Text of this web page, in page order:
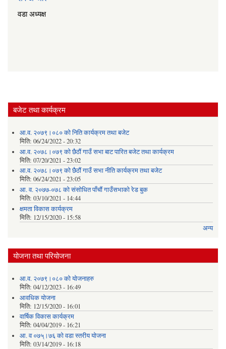
वडा अध्यक्ष
बजेट तथा कार्यक्रम
आ.व. २०७९।०८० को निति कार्यक्रम तथा बजेट
मिति: 06/24/2022 - 20:32
आ.व. २०७८।०७९ को छैठौं गाउँ सभा बाट पारित बजेट तथा कार्यक्रम
मिति: 07/20/2021 - 23:02
आ.व. २०७८।०७९ को छैठौं गाउँ सभा नीति कार्यक्रम तथा बजेट
मिति: 06/24/2021 - 23:05
आ. व. २०७७-०७८ को संसोधित पाँचौं गाउँसभाको रेड बुक
मिति: 03/10/2021 - 14:44
क्षमता विकास कार्यक्रम
मिति: 12/15/2020 - 15:58
अन्य
योजना तथा परियोजना
आ.व. २०७९।०८० को योजनाहरु
मिति: 04/12/2023 - 16:49
आवधिक योजना
मिति: 12/15/2020 - 16:01
वार्षिक विकास कार्यक्रम
मिति: 04/04/2019 - 16:21
आ. व ०७५्।७६ को वडा स्तरीय योजना
मिति: 03/14/2019 - 16:18